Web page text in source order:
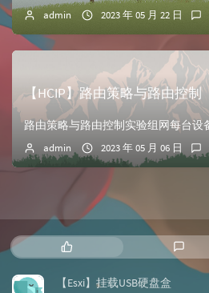
admin 2023 年 05 月 22 日
【HCIP】路由策略与路由控制
admin 2023 年 05 月 06 日
热
门
文
新
【Esxi】挂载USB硬盘盒